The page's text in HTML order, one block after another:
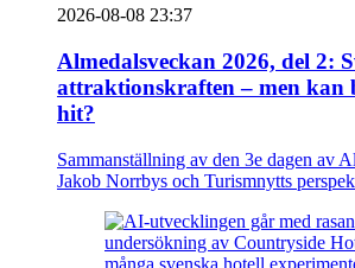
2026-08-08 23:37
Almedalsveckan 2026, del 2:
attraktionskraften – men kan
hit?
Sammanställning av den 3e dagen av
Jakob Norrbys och Turismnytts